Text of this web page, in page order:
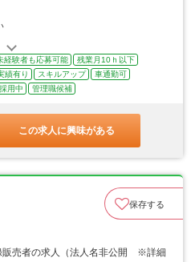
経験者も応募可能
残業月10ｈ以下
績有り スキルアップ
車通勤可
用中 管理職候補
この求人に興味がある
保存する
販売者の求人（法人名非公開 ※詳細